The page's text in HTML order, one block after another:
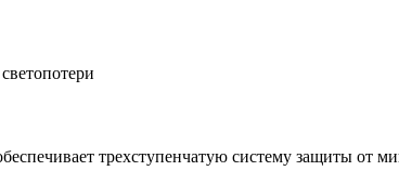
трехступенчатую систему защиты от